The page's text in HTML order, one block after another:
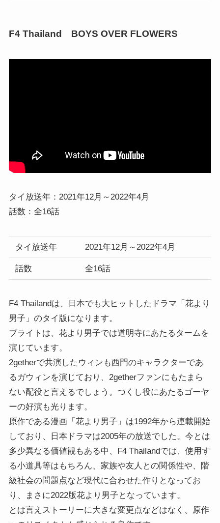
F4 Thailand BOYS OVER FLOWERS
タイ放送年：2021年12月～2022年4月
話数：全16話
タイ放送年 2021年12月～2022年4月
話数 全16話
F4 Thailandは、日本でも大ヒットしたドラマ「花より
男子」のタイ版になります。
ブライトは、花より男子では道明寺にあたるタームを
演じています。
2getherで共演したウィンも西門のキャラクターであ
るガウィンを演じており、2getherファンにもたまら
ない配役と言えるでしょう。つくし役にあたるゴーヤ
ーの好演も光ります。
原作である漫画「花より男子」は1992年から連載開始
しており、日本ドラマは2005年の放送でした。今とは
多少異なる価値観もある中、F4 Thailandでは、使用す
る小道具等はもちろん、家族や友人との関係性や、階
級社会の問題点など現代に合わせた作りとなってお
り、まさに2022版花より男子となっています。
とは言えストーリーに大きな変更点などはなく、原作